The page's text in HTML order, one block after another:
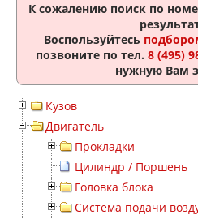
К сожалению поиск по
Воспользуйтесь
позвоните по тел. 8 (495)
нужную Вам
Кузов
Двигатель
Прокладки
Цилиндр / Поршень
Головка блока
Система подачи